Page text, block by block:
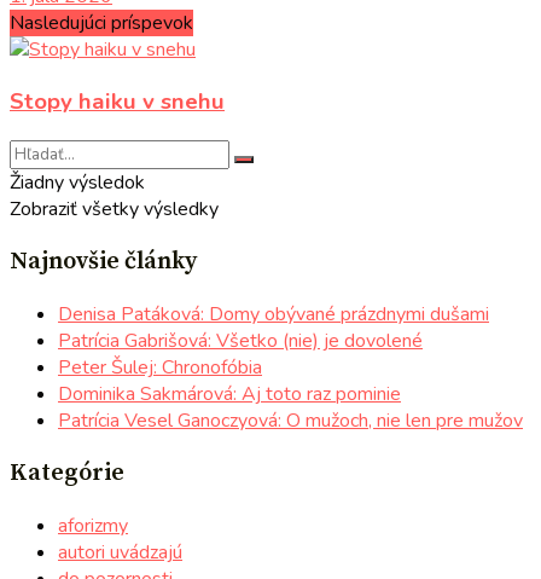
Nasledujúci príspevok
Stopy haiku v snehu
Žiadny výsledok
Zobraziť všetky výsledky
Najnovšie články
Denisa Patáková: Domy obývané prázdnymi dušami
Patrícia Gabrišová: Všetko (nie) je dovolené
Peter Šulej: Chronofóbia
Dominika Sakmárová: Aj toto raz pominie
Patrícia Vesel Ganoczyová: O mužoch, nie len pre mužov
Kategórie
aforizmy
autori uvádzajú